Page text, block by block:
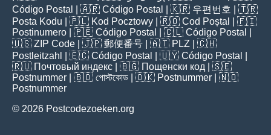
Código Postal
| 🇦🇷 Código Postal | 🇰🇷 우편번호
| 🇹🇷
Posta Kodu | 🇵🇱 Kod Pocztowy | 🇷🇴 Cod Poștal
| 🇫🇮
Postinumero | 🇵🇪 Código Postal | 🇨🇱 Código Postal
🇺🇸 ZIP Code | 🇯🇵 郵便番号 | 🇦🇹 PLZ | 🇨🇭
Postleitzahl
| 🇪🇨 Código Postal | 🇺🇾 Código Postal
🇷🇺 Почтовый индекс | 🇧🇬 Пощенски код | 🇸🇪
Postnummer | 🇧🇩 পোস্টকোড | 🇩🇰 Postnummer | 🇳🇴
Postnummer
© 2026 Postcodezoeken.org